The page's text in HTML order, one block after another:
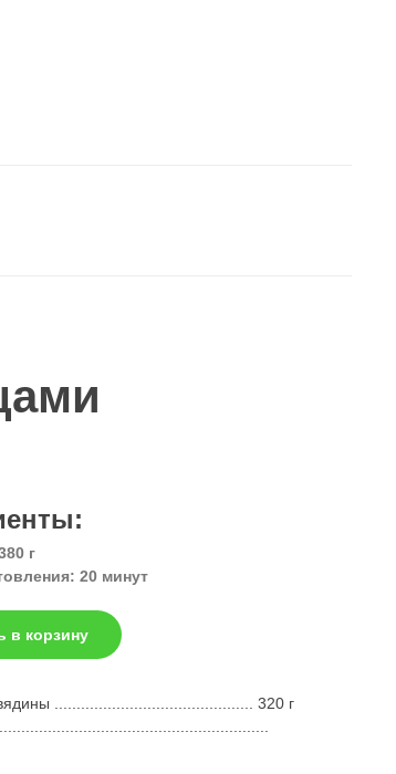
г
20 минут
в корзину
............................................. 320 г